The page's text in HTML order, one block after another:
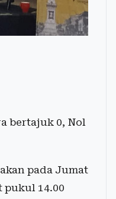
bertajuk 0, Nol
pada Jumat
14.00